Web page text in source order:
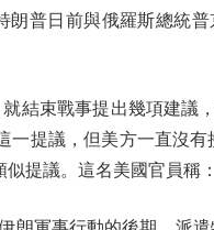
普日前與俄羅斯總統
束戰事提出幾項建議
提議，但美方一直沒
提議。這名美國官員稱